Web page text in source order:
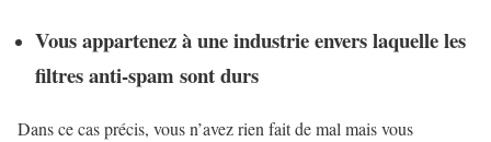
Vous appartenez à une industrie envers laquelle les
filtres anti-spam sont durs
Dans ce cas précis, vous n’avez rien fait de mal mais vous